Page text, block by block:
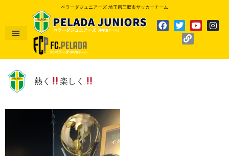
ペラーダジュニアーズ 埼玉県三郷市サッカーチーム
熱く 楽しく